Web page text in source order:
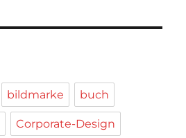
bildmarke buch
Corporate-Design